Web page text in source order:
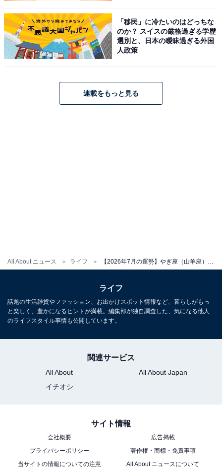
All About ニュース ライフ
占い師：章月 綾乃
占い、心理テストの執筆、監修。雑誌、Web、広告
タイアップ記事などを多数手がけています。
イラストレーター：
「移民」に冷たいのはどっちな
のか？ スイスの厳格過ぎる学歴
選別と、日本の曖昧過ぎる外国
人政策
連載をもっと見る
ライフ
話題の生活雑貨やファッション、お出かけスポット情報など、暮らしがもっ
と楽しく、豊かになるヒントが満載。編集部が独自調査した、気になる他人
のライフスタイル事情も公開しています。
関連サービス
All About
All About Japan
イチオシ
サイト情報
会社概要
広告掲載
プライバシーポリシー
著作権・商標・免責事項
当サイトの情報についての注意
All About ニュースについて